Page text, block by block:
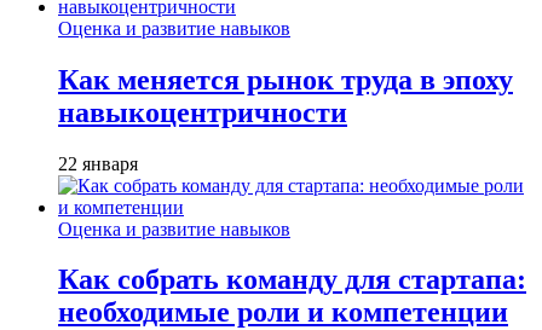
Оценка и развитие навыков
Как меняется рынок труда в эпоху
навыкоцентричности
22 января
Оценка и развитие навыков
Как собрать команду для стартапа:
необходимые роли и компетенции